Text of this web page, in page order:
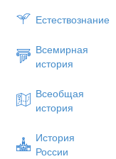
Естествознание
Всемирная
история
Всеобщая
история
История
России